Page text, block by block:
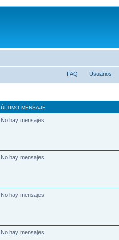
FAQ Usuarios
ÚLTIMO MENSAJE
No hay mensajes
No hay mensajes
No hay mensajes
No hay mensajes